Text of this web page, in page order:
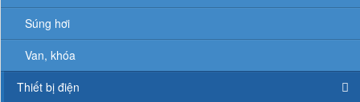
Súng hơi
Van, khóa
Thiết bị điện